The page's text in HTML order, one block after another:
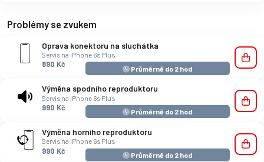
Problémy se zvukem
Oprava konektoru na sluchátka
Servis na iPhone 6s Plus
890 Kč
Průměrně do 2 hod
Výměna spodního reproduktoru
Servis na iPhone 6s Plus
990 Kč
Průměrně do 2 hod
Výměna horního reproduktoru
Servis na iPhone 6s Plus
990 Kč
Průměrně do 2 hod